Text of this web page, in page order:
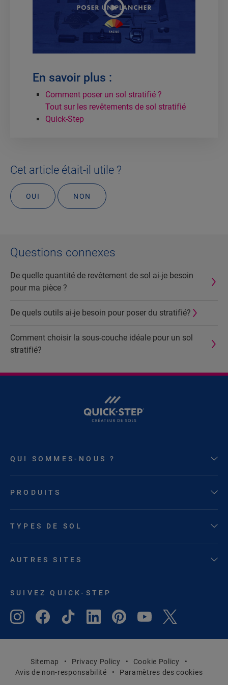
En savoir plus :
Comment poser un sol stratifié ?
Tout sur les revêtements de sol stratifié
Quick-Step
Cet article était-il utile ?
OUI NON
Questions connexes
De quelle quantité de revêtement de sol ai-je besoin
pour ma pièce ?
De quels outils ai-je besoin pour poser du stratifié?
Comment choisir la sous-couche idéale pour un sol
stratifié?
QUI SOMMES-NOUS ?
PRODUITS
TYPES DE SOL
AUTRES SITES
SUIVEZ QUICK-STEP
Sitemap Privacy Policy
Cookie Policy
Avis de non-responsabilité
Paramètres des cookies